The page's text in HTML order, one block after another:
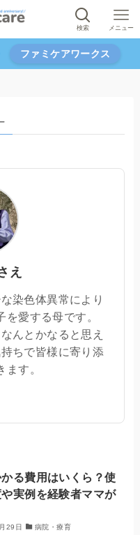
検索 メニュー
ファミケアワークス
え
染色体異常により
愛する母です。
んとかなると思え
ちで皆様に寄り添
ます。
る費用はいくら？使
実例を経験者ママが
29日 病院・療育